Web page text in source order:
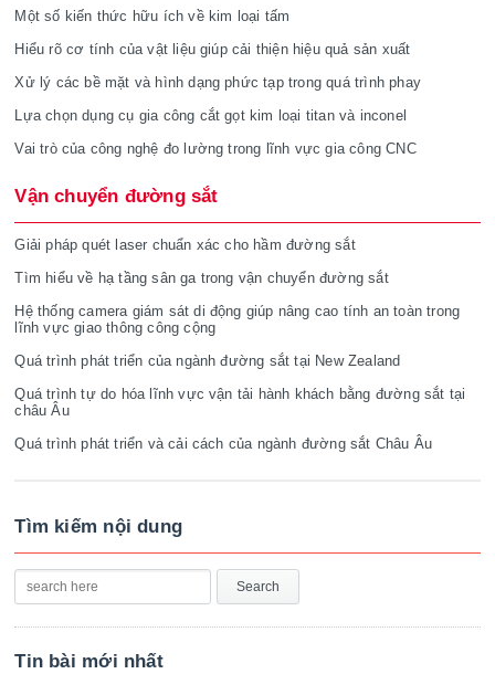
Một số kiến thức hữu ích về kim loại tấm
Hiểu rõ cơ tính của vật liệu giúp cải thiện hiệu quả sản xuất
Xử lý các bề mặt và hình dạng phức tạp trong quá trình phay
Lựa chọn dụng cụ gia công cắt gọt kim loại titan và inconel
Vai trò của công nghệ đo lường trong lĩnh vực gia công CNC
Vận chuyển đường sắt
Giải pháp quét laser chuẩn xác cho hầm đường sắt
Tìm hiểu về hạ tầng sân ga trong vận chuyển đường sắt
Hệ thống camera giám sát di động giúp nâng cao tính an toàn trong
lĩnh vực giao thông công cộng
Quá trình phát triển của ngành đường sắt tại New Zealand
Quá trình tự do hóa lĩnh vực vận tải hành khách bằng đường sắt tại
châu Âu
Quá trình phát triển và cải cách của ngành đường sắt Châu Âu
Tìm kiếm nội dung
Tin bài mới nhất